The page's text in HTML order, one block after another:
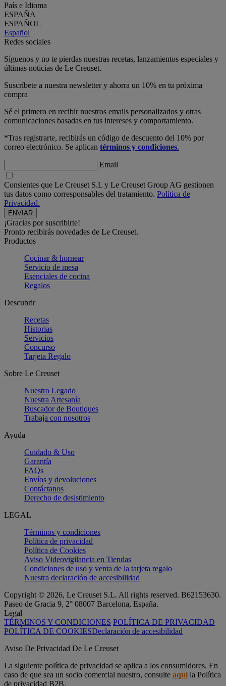
País e Idioma
ESPAÑA
ESPAÑOL
Español
Redes sociales
Síguenos y no te pierdas nuestras recetas, lanzamientos especiales y
últimas noticias de Le Creuset.
Suscríbete a nuestra newsletter y ahorra un 10% en tu próxima
compra
Sé el primero en recibir nuestros emails personalizados y otras
comunicaciones basadas en tus intereses y comportamiento.
*Tras registrarte, recibirás un código de descuento del 10% por
correo electrónico. Se aplican términos y condiciones.
Email
Consientes que Le Creuset S.L y Le Creuset Group AG gestionen
tus datos como corresponsables del tratamiento. Política de
Privacidad.
¡Gracias por suscribirte!
Pronto recibirás novedades de Le Creuset.
Productos
Cocinar & hornear
Servicio de mesa
Esenciales de cocina
Regalos
Descubrir
Recetas
Historias
Servicios
Concurso
Tarjeta Regalo
Sobre Le Creuset
Nuestro Legado
Nuestra Artesanía
Buscador de Boutiques
Trabaja con nosotros
Ayuda
Cuidado & Uso
Garantía
FAQs
Envíos y devoluciones
Contáctanos
Derecho de desistimiento
LEGAL
Términos y condiciones
Política de privacidad
Política de Cookies
Aviso Videovigilancia en Tiendas
Condiciones de uso y venta de la tarjeta regalo
Nuestra declaración de accesibilidad
Copyright © 2026, Le Creuset S.L. All rights reserved. B62153630.
Paseo de Gracia 9, 2° 08007 Barcelona, España.
Legal
TÉRMINOS Y CONDICIONES POLÍTICA DE PRIVACIDAD
POLÍTICA DE COOKIESDeclaración de accesibilidad
Aviso De Privacidad De Le Creuset
La siguiente política de privacidad se aplica a los consumidores. En
caso de que sea un socio comercial nuestro, consulte aquíla Política
de privacidad B2B.